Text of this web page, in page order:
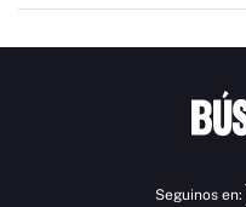
Seguinos en: